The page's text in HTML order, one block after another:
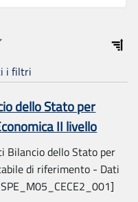
i filtri
dello Stato per
II livello
Bilancio dello Stato per
di riferimento - Dati